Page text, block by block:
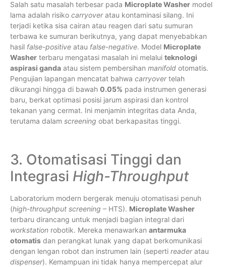
Salah satu masalah terbesar pada Microplate Washer model
lama adalah risiko carryoveratau kontaminasi silang. Ini
terjadi ketika sisa cairan atau reagen dari satu sumuran
terbawa ke sumuran berikutnya, yang dapat menyebabkan
hasil false-positive atau false-negative. Model Microplate
Washer terbaru mengatasi masalah ini melalui teknologi
aspirasi ganda atau sistem pembersihan manifold otomatis.
Pengujian lapangan mencatat bahwa carryovertelah
dikurangi hingga di bawah 0.05% pada instrumen generasi
baru, berkat optimasi posisi jarum aspirasi dan kontrol
tekanan yang cermat. Ini menjamin integritas data Anda,
terutama dalam screening obat berkapasitas tinggi.
3. Otomatisasi Tinggi dan
Integrasi High-Throughput
Laboratorium modern bergerak menuju otomatisasi penuh
(high-throughput screening – HTS). Microplate Washer
terbaru dirancang untuk menjadi bagian integral dari
workstation robotik. Mereka menawarkan antarmuka
otomatis dan perangkat lunak yang dapat berkomunikasi
dengan lengan robot dan instrumen lain (seperti readeratau
dispenser). Kemampuan ini tidak hanya mempercepat alur